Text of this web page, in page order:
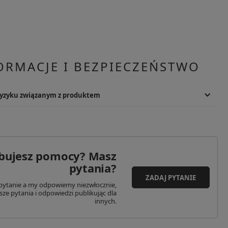
I BEZPIECZEŃSTWO
związanym z produktem
pomocy? Masz
pytania?
a my odpowiemy niezwłocznie,
pytania i odpowiedzi publikując dla
innych.
ZADAJ PYTANIE